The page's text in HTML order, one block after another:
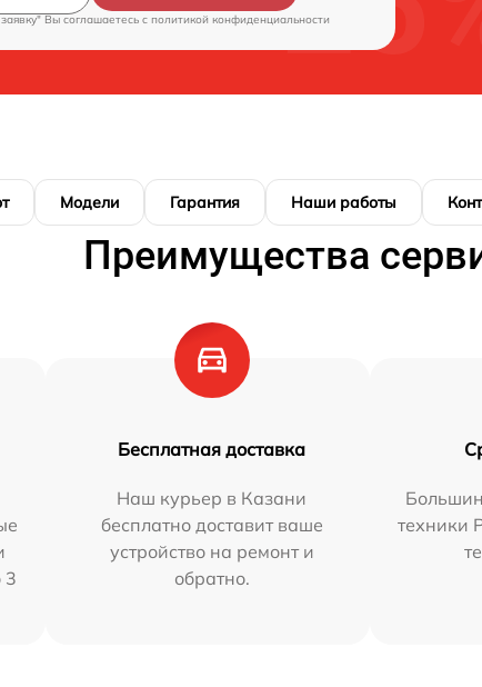
Вы соглашаетесь c политикой конфиденциальности
Модели Гарантия Наши работы
Преимущества
3
Бесплатная доставка
Наш курьер в Казани
бесплатно доставит ваше
устройство на ремонт и
обратно.
техники